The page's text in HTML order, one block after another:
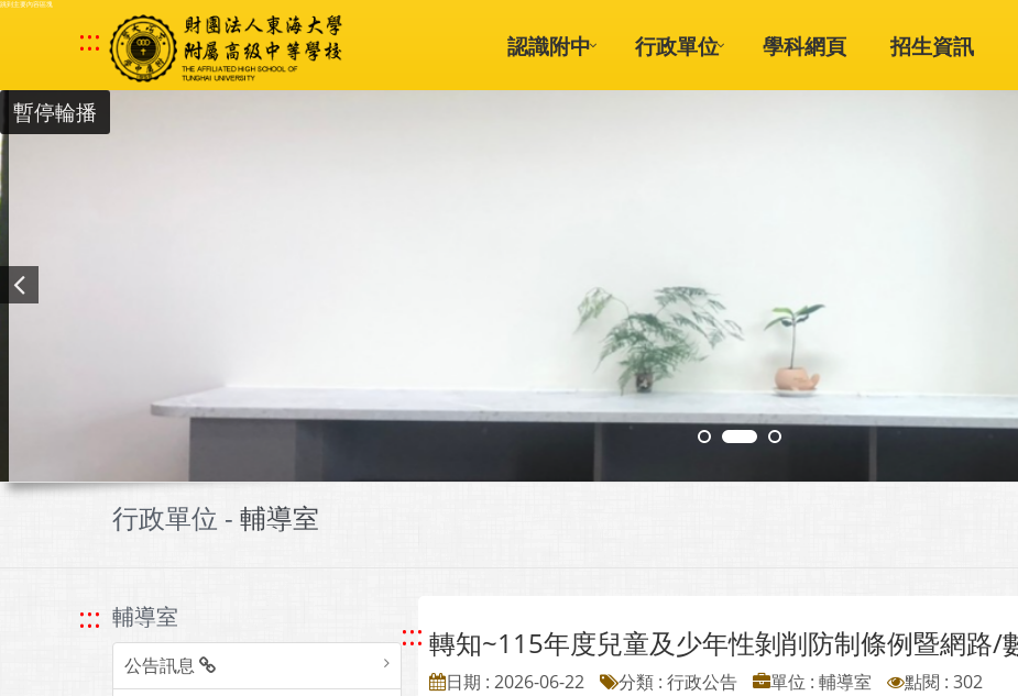
跳到主要內容區塊
::: 認識附中 行政單位 學科網頁 招生資訊
暫停輪播
行政單位 - 輔導室
::: 輔導室
公告訊息
::: 轉知~115年度兒童及少年性剝削防制條例暨網路/
日期 : 2026-06-22 分類 : 行政公告 單位 : 輔導室
點閱 : 302